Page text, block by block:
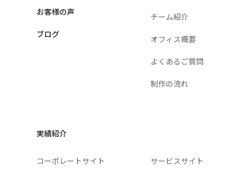
お客様の声
ブログ
チーム紹介
オフィス概要
よくあるご質問
制作の流れ
実績紹介
コーポレートサイト サービスサイト